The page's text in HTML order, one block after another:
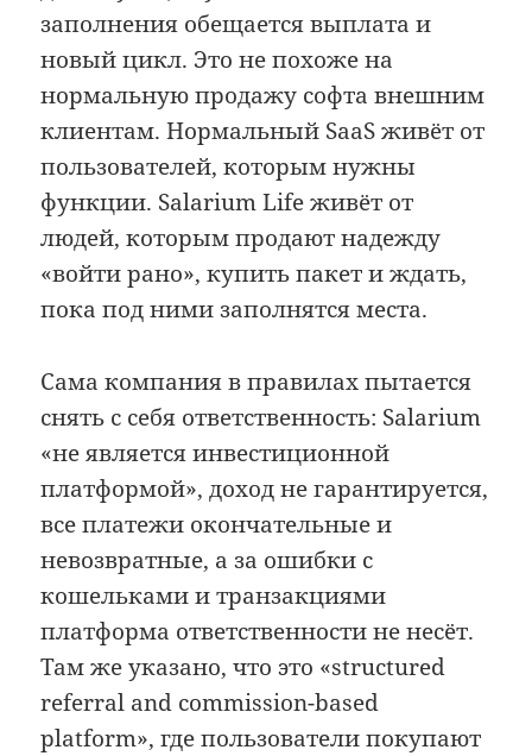
заполнения обещается выплата и
новый цикл. Это не похоже на
нормальную продажу софта внешним
клиентам. Нормальный SaaS живёт от
пользователей, которым нужны
функции. Salarium Life живёт от
людей, которым продают надежду
«войти рано», купить пакет и ждать,
пока под ними заполнятся места.
Сама компания в правилах пытается
снять с себя ответственность: Salarium
«не является инвестиционной
платформой», доход не гарантируется,
все платежи окончательные и
невозвратные, а за ошибки с
кошельками и транзакциями
платформа ответственности не несёт.
Там же указано, что это «structured
referral and commission-based
platform», где пользователи покупают